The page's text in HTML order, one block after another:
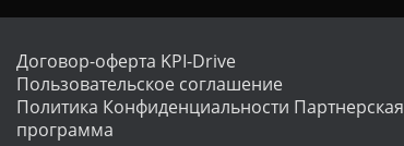
Договор-оферта KPI-Drive
Пользовательское соглашение
Политика Конфиденциальности Партнерская
программа